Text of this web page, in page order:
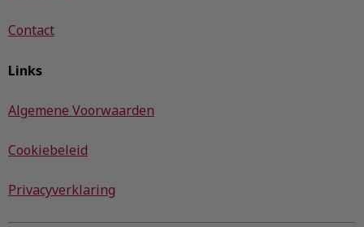
Contact
Links
Algemene Voorwaarden
Cookiebeleid
Privacyverklaring